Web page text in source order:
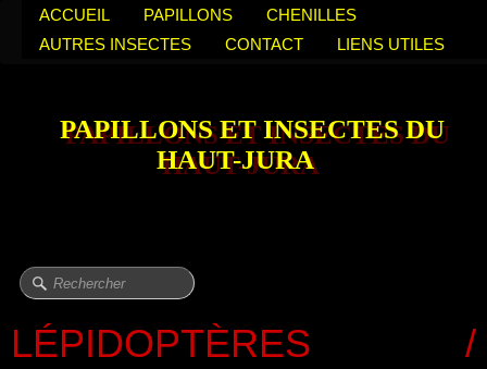
ACCUEIL PAPILLONS
CHENILLES
AUTRES INSECTES
CONTACT LIENS UTILES
PAPILLONS ET INSECTES DU
HAUT-JURA
LÉPIDOPTÈRES /